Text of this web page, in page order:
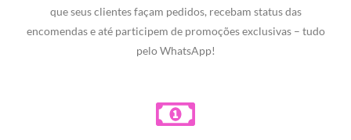
que seus clientes façam pedidos, recebam status das
encomendas e até participem de promoções exclusivas – tudo
pelo WhatsApp!